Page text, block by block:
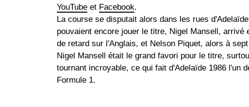
YouTube et Facebook.
La course se disputait alors dans les rues
pouvaient encore jouer le titre, Nigel Mansell,
de retard sur l'Anglais, et Nelson Piquet, alors à
Nigel Mansell était le grand favori pour le titre,
tournant incroyable, ce qui fait d'Adelaïde 1986 l'un
Formule 1.